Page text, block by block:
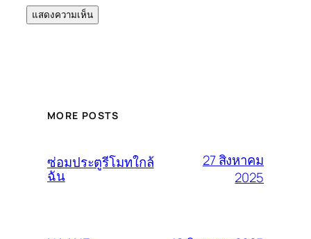
MORE POSTS
ซ่อมประตูรีโมทใกล้
ฉัน
27 สิงหาคม
2025